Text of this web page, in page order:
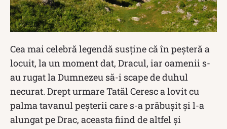
Cea mai celebră legendă susține că în peșteră a
locuit, la un moment dat, Dracul, iar oamenii s-
au rugat la Dumnezeu să-i scape de duhul
necurat. Drept urmare Tatăl Ceresc a lovit cu
palma tavanul peșterii care s-a prăbușit și l-a
alungat pe Drac, aceasta fiind de altfel și